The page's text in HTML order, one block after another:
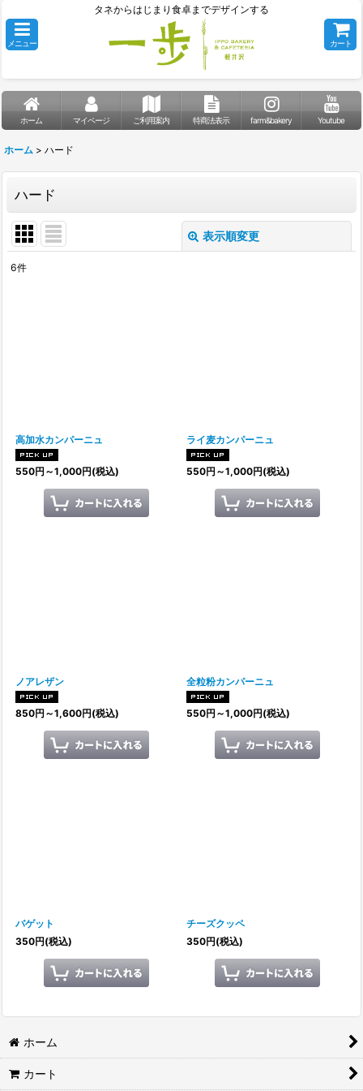
タネからはじまり食卓までデザインする
メニュー カート
ホーム マイページ ご利用案内 特商法表示 farm&bakery Youtube
ホーム > ハード
ハード
表示順変更
6件
高加水カンパーニュ
550円 ～1,000円(税込)
ライ麦カンパーニュ
550円 ～1,000円(税込)
ノアレザン
850円 ～1,600円(税込)
全粒粉カンパーニュ
550円 ～1,000円(税込)
バゲット
350円(税込)
チーズクッペ
350円(税込)
ホーム
カート